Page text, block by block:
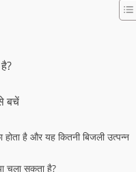
है और यह कितनी